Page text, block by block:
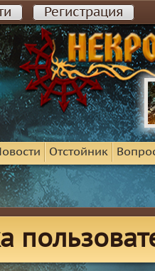
Регистрация
Отстойник